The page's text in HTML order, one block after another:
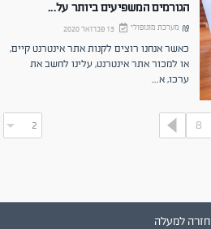
הגורמים המשפיעים ביותר על...
מערכת מונופולי 13 פברואר 2020
כאשר אנחנו רוצים לקנות אתר אינטרנט קיים,
או למכור אתר אינטרנט, עלינו לחשב את
ערכו, א...
8
חזרה למעלה